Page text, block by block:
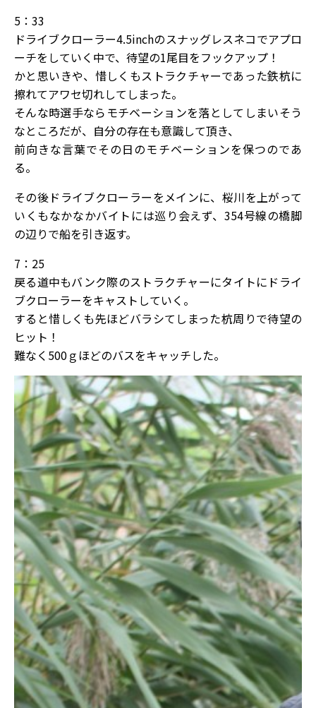
5：33
ドライブクローラー4.5inchのスナッグレスネコでアプロ
ーチをしていく中で、待望の1尾目をフックアップ！
かと思いきや、惜しくもストラクチャーであった鉄杭に
擦れてアワセ切れしてしまった。
そんな時選手ならモチベーションを落としてしまいそう
なところだが、自分の存在も意識して頂き、
前向きな言葉でその日のモチベーションを保つのであ
る。
その後ドライブクローラーをメインに、桜川を上がって
いくもなかなかバイトには巡り会えず、354号線の橋脚
の辺りで船を引き返す。
7：25
戻る道中もバンク際のストラクチャーにタイトにドライ
ブクローラーをキャストしていく。
すると惜しくも先ほどバラシてしまった杭周りで待望の
ヒット！
難なく500ｇほどのバスをキャッチした。